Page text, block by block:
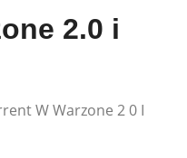
2.0 i
W Warzone 2 0 I